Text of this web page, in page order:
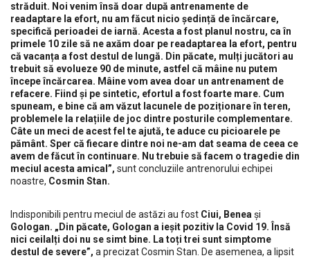
străduit. Noi venim însă doar după antrenamente de
readaptare la efort, nu am făcut nicio ședință de încărcare,
specifică perioadei de iarnă. Acesta a fost planul nostru, ca în
primele 10 zile să ne axăm doar pe readaptarea la efort, pentru
că vacanța a fost destul de lungă. Din păcate, mulți jucători au
trebuit să evolueze 90 de minute, astfel că mâine nu putem
începe încărcarea. Mâine vom avea doar un antrenament de
refacere. Fiind și pe sintetic, efortul a fost foarte mare. Cum
spuneam, e bine că am văzut lacunele de poziționare în teren,
problemele la relațiile de joc dintre posturile complementare.
Câte un meci de acest fel te ajută, te aduce cu picioarele pe
pământ. Sper că fiecare dintre noi ne-am dat seama de ceea ce
avem de făcut în continuare. Nu trebuie să facem o tragedie din
meciul acesta amical”, sunt concluziile antrenorului echipei
noastre, Cosmin Stan.
Indisponibili pentru meciul de astăzi au fost Ciui, Benea și
Gologan. „Din păcate, Gologan a ieșit pozitiv la Covid 19. Însă
nici ceilalți doi nu se simt bine. La toți trei sunt simptome
destul de severe”, a precizat Cosmin Stan. De asemenea, a lipsit